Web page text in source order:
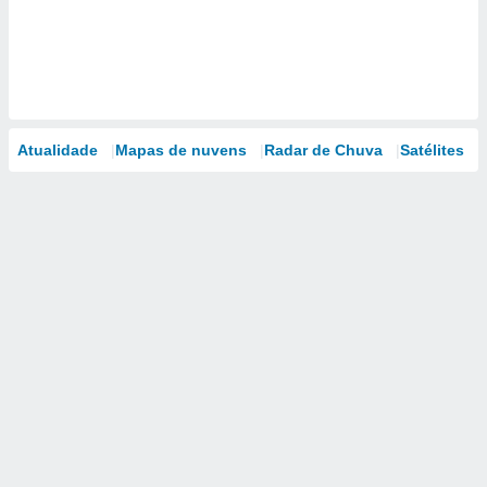
Atualidade Mapas de nuvens Radar de Chuva Satélites